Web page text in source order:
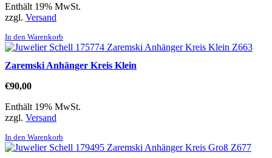
Enthält 19% MwSt.
zzgl. Versand
In den Warenkorb
Zaremski Anhänger Kreis Klein
€90,00
Enthält 19% MwSt.
zzgl. Versand
In den Warenkorb